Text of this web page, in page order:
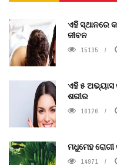
ଏହି ସ୍ଥାନରେ
ଜୀବନ
15135
ଏହି ୫
ଶରୀର
16126
ମଧୁମେହ ରୋଗୀ
14971